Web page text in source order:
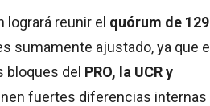
reunir el quórum de 129
sumamente ajustado, ya que el
bloques del PRO, la UCR y
fuertes diferencias internas